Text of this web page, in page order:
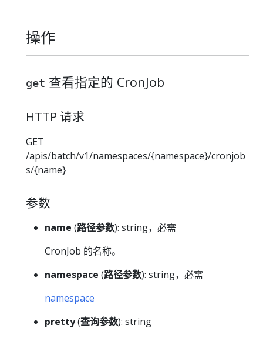
操作
get 查看指定的 CronJob
HTTP 请求
GET
/apis/batch/v1/namespaces/{namespace}/cronjob
s/{name}
参数
name (路径参数): string，必需
CronJob 的名称。
namespace (路径参数): string，必需
namespace
pretty(查询参数): string